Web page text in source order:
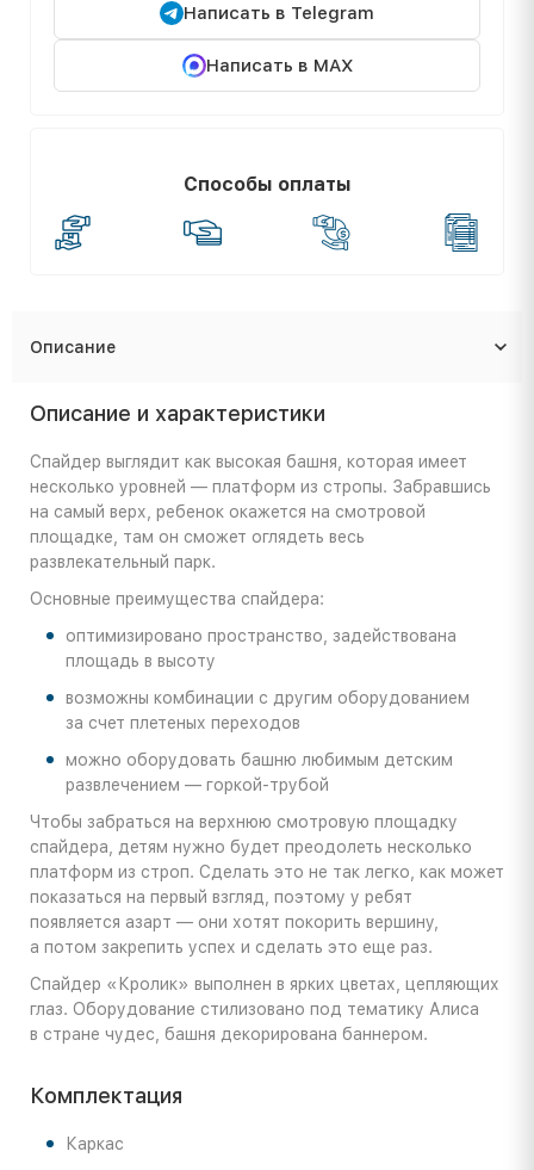
Написать в Telegram
Написать в MAX
Способы оплаты
Описание
Описание и характеристики
Спайдер выглядит как высокая башня, которая имеет
несколько уровней — платформ из стропы. Забравшись
на самый верх, ребенок окажется на смотровой
площадке, там он сможет оглядеть весь
развлекательный парк.
Основные преимущества спайдера:
оптимизировано пространство, задействована
площадь в высоту
возможны комбинации с другим оборудованием
за счет плетеных переходов
можно оборудовать башню любимым детским
развлечением — горкой-трубой
Чтобы забраться на верхнюю смотровую площадку
спайдера, детям нужно будет преодолеть несколько
платформ из строп. Сделать это не так легко, как может
показаться на первый взгляд, поэтому у ребят
появляется азарт — они хотят покорить вершину,
а потом закрепить успех и сделать это еще раз.
Спайдер «Кролик» выполнен в ярких цветах, цепляющих
глаз. Оборудование стилизовано под тематику Алиса
в стране чудес, башня декорирована баннером.
Комплектация
Каркас